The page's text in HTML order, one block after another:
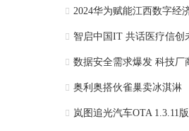
2024华为赋能江西数字经
智启中国IT 共话医疗信创
数据安全需求爆发 科技厂
奥利奥搭伙雀巢卖冰淇淋
岚图追光汽车OTA 1.3.11